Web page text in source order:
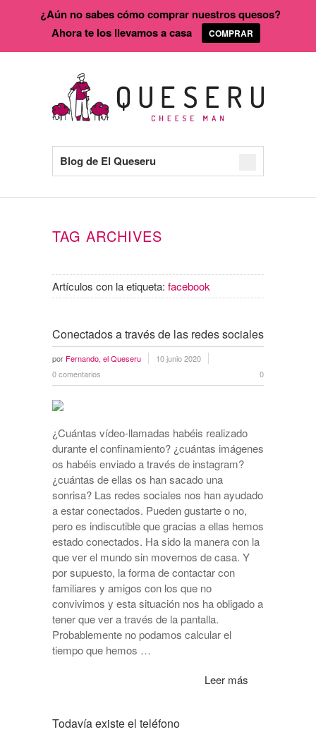
Blog de El Queseru
TAG ARCHIVES
Artículos con la etiqueta: facebook
Conectados a través de las redes sociales
por Fernando, el Queseru
10 junio 2020
0 comentarios
0
¿Cuántas vídeo-llamadas habéis realizado
durante el confinamiento? ¿cuántas imágenes
os habéis enviado a través de instagram?
¿cuántas de ellas os han sacado una
sonrisa? Las redes sociales nos han ayudado
a estar conectados. Pueden gustarte o no,
pero es indiscutible que gracias a ellas hemos
estado conectados. Ha sido la manera con la
que ver el mundo sin movernos de casa. Y
por supuesto, la forma de contactar con
familiares y amigos con los que no
convivimos y esta situación nos ha obligado a
tener que ver a través de la pantalla.
Probablemente no podamos calcular el
tiempo que hemos …
Leer más
Todavía existe el teléfono
¿Aún no sabes cómo comprar nuestros quesos?
Ahora te los llevamos a casa
COMPRAR